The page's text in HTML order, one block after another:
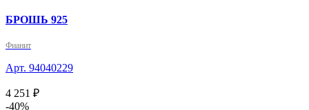
БРОШЬ 925
Фианит
Арт. 94040229
4 251 ₽
-40%